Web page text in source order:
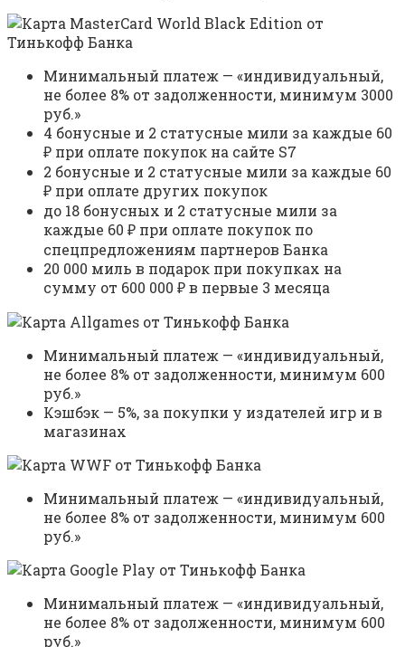
Минимальный платеж — «индивидуальный,
не более 8% от задолженности, минимум 3000
руб.»
4 бонусные и 2 статусные мили за каждые 60
₽ при оплате покупок на сайте S7
2 бонусные и 2 статусные мили за каждые 60
₽ при оплате других покупок
до 18 бонусных и 2 статусные мили за
каждые 60 ₽ при оплате покупок по
спецпредложениям партнеров Банка
20 000 миль в подарок при покупках на
сумму от 600 000 ₽ в первые 3 месяца
Минимальный платеж — «индивидуальный,
не более 8% от задолженности, минимум 600
руб.»
Кэшбэк — 5%, за покупки у издателей игр и в
магазинах
Минимальный платеж — «индивидуальный,
не более 8% от задолженности, минимум 600
руб.»
Минимальный платеж — «индивидуальный,
не более 8% от задолженности, минимум 600
руб.»